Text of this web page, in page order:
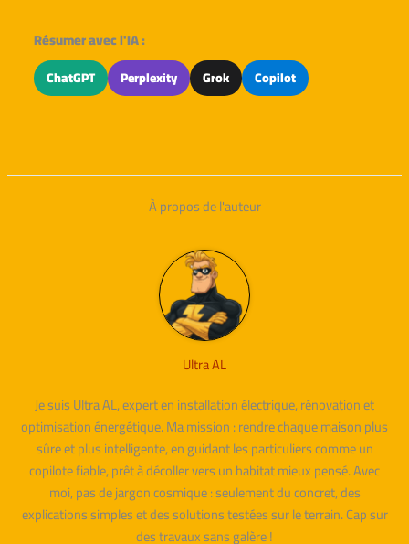
Résumer avec l'IA :
ChatGPT Perplexity Grok Copilot
À propos de l'auteur
Ultra AL
Je suis Ultra AL, expert en installation électrique, rénovation et
optimisation énergétique. Ma mission : rendre chaque maison plus
sûre et plus intelligente, en guidant les particuliers comme un
copilote fiable, prêt à décoller vers un habitat mieux pensé. Avec
moi, pas de jargon cosmique : seulement du concret, des
explications simples et des solutions testées sur le terrain. Cap sur
des travaux sans galère !